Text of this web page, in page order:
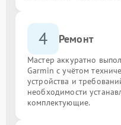
4 Ремонт
Мастер аккуратно
Garmin с учётом
устройства и
необходимости
комплектующие.